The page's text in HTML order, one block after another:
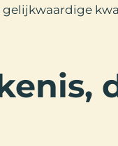
gelijkwaardige